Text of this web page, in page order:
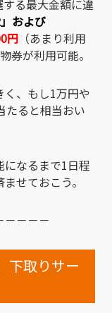
る最大金額に違
および
円 （あまり利用
券が利用可能。
、もし1万円や
たると相当おい
なるまで1日程
せておこう。
－－－－
下取りサー